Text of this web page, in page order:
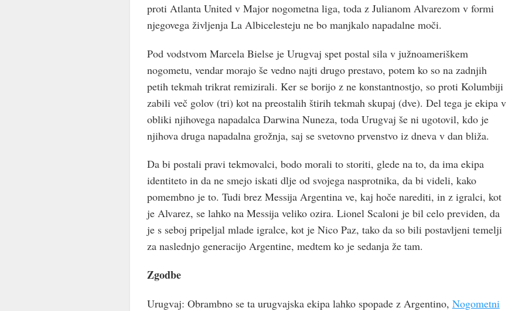
proti Atlanta United v Major nogometna liga, toda z Julianom Alvarezom v formi
njegovega življenja La Albicelesteju ne bo manjkalo napadalne moči.
Pod vodstvom Marcela Bielse je Urugvaj spet postal sila v južnoameriškem
nogometu, vendar morajo še vedno najti drugo prestavo, potem ko so na zadnjih
petih tekmah trikrat remizirali. Ker se borijo z ne konstantnostjo, so proti Kolumbiji
zabili več golov (tri) kot na preostalih štirih tekmah skupaj (dve). Del tega je ekipa v
obliki njihovega napadalca Darwina Nuneza, toda Urugvaj še ni ugotovil, kdo je
njihova druga napadalna grožnja, saj se svetovno prvenstvo iz dneva v dan bliža.
Da bi postali pravi tekmovalci, bodo morali to storiti, glede na to, da ima ekipa
identiteto in da ne smejo iskati dlje od svojega nasprotnika, da bi videli, kako
pomembno je to. Tudi brez Messija Argentina ve, kaj hoče narediti, in z igralci, kot
je Alvarez, se lahko na Messija veliko ozira. Lionel Scaloni je bil celo previden, da
je s seboj pripeljal mlade igralce, kot je Nico Paz, tako da so bili postavljeni temelji
za naslednjo generacijo Argentine, medtem ko je sedanja že tam.
Zgodbe
Urugvaj: Obrambno se ta urugvajska ekipa lahko spopade z Argentino, Nogometni